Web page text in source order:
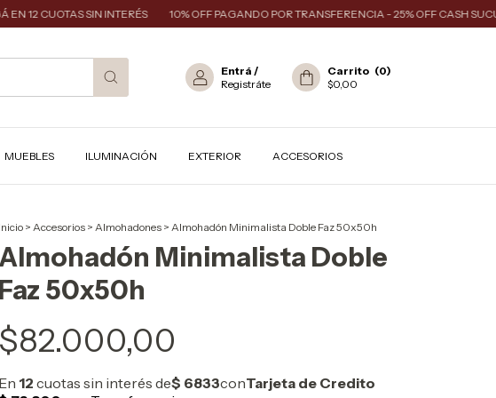
CUOTAS SIN INTERÉS 10% OFF PAGANDO POR TRANSFERENCIA - 25% OFF CASH
Entrá /
Registráte
Carrito (0)
$0,00
MUEBLES ILUMINACIÓN EXTERIOR ACCESORIOS
Inicio > Accesorios > Almohadones > Almohadón Minimalista Doble Faz 50x50h
Almohadón Minimalista Doble
Faz 50x50h
$82.000,00